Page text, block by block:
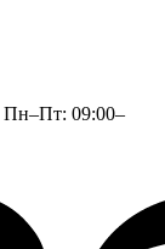
Пн–Пт: 09:00–